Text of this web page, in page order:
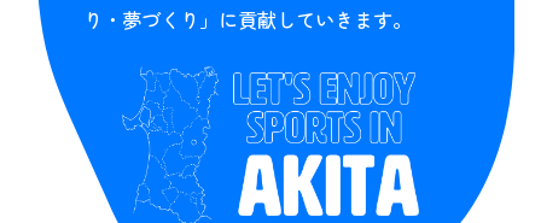
り・夢づくり」に貢献していきます。